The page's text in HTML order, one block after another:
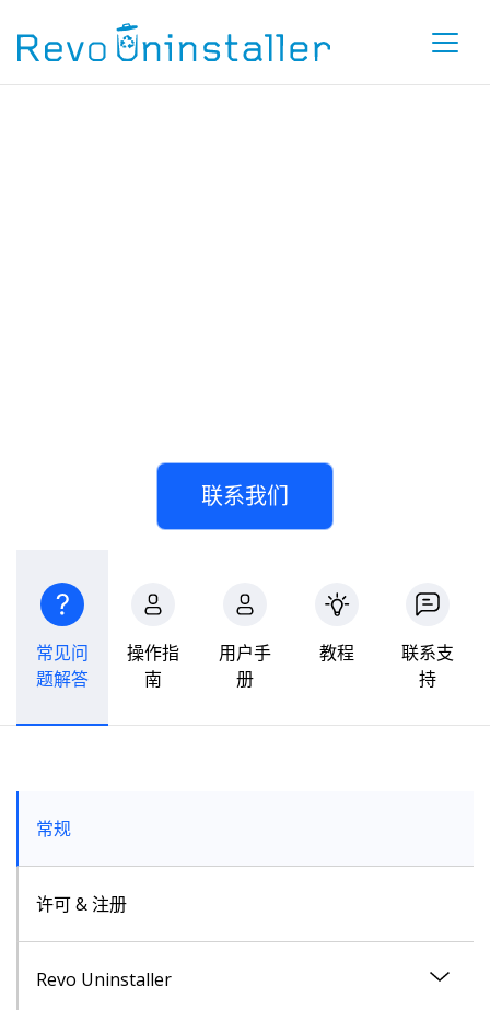
联系我们
常见问
题解答
操作指
南
用户手
册
教程
联系支
持
常规
许可 & 注册
Revo Uninstaller